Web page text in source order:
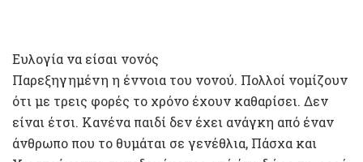
Ευλογία να είσαι νονός
Παρεξηγημένη η έννοια του νονού. Πολλοί νομίζουν
ότι με τρεις φορές το χρόνο έχουν καθαρίσει. Δεν
είναι έτσι. Κανένα παιδί δεν έχει ανάγκη από έναν
άνθρωπο που το θυμάται σε γενέθλια, Πάσχα και